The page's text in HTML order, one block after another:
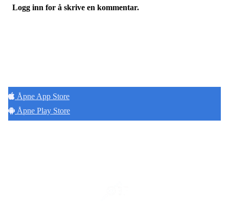
Logg inn for å skrive en kommentar.
Åpne App Store
Åpne Play Store